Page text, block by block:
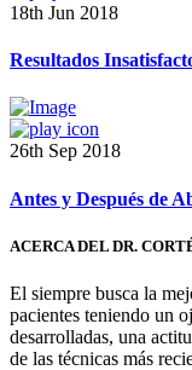
18th Jun 2018
Resultados
26th Sep 2018
Antes y Después de
ACERCA DEL DR.
El siempre busca la
pacientes teniendo un
desarrolladas, una
de las técnicas más